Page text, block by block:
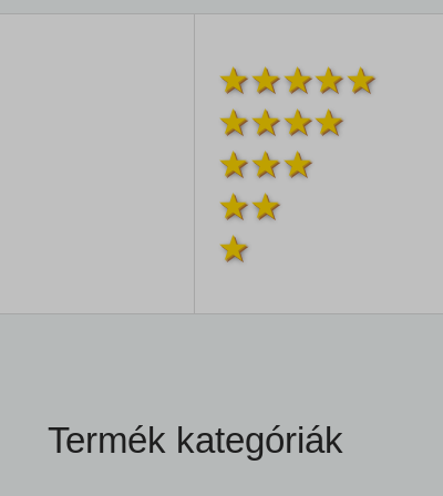
Termék kategóriák